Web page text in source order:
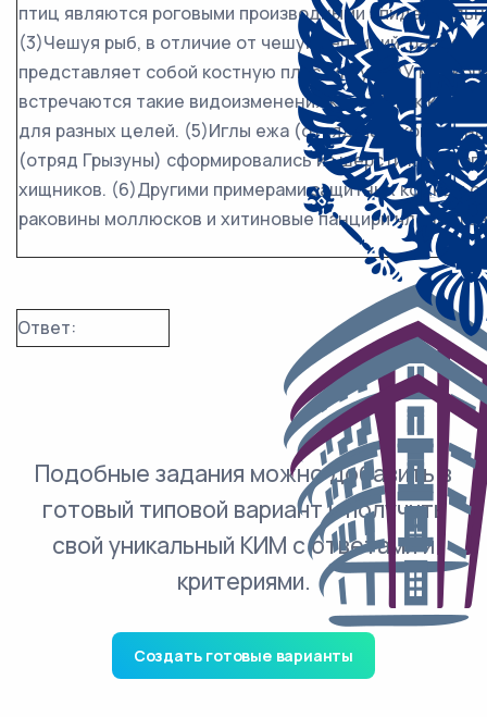
птиц являются роговыми производными
(3)Чешуя рыб, в отличие от чешуи рептилий,
представляет собой костную пластинку. (4)У
встречаются такие видоизменения когтей, как
для разных целей. (5)Иглы ежа (отряд
(отряд Грызуны) сформировались из шерсти как
хищников. (6)Другими примерами защитных кожных
раковины моллюсков и хитиновые панцири
Ответ:
Подобные задания можно добавить в
готовый типовой вариант и получить
свой уникальный КИМ с ответами и
критериями.
Создать готовые варианты